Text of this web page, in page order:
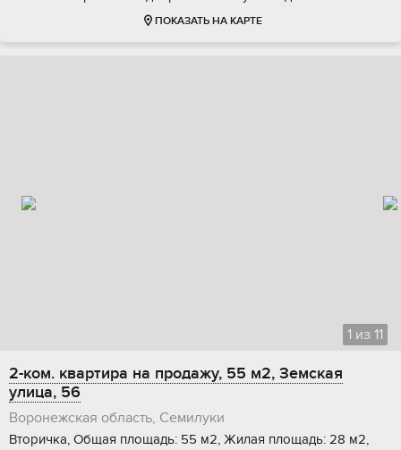
ПОКАЗАТЬ НА КАРТЕ
1 из 11
2-ком. квартира на продажу, 55 м2, Земская
улица, 56
Воронежская область, Семилуки
Вторичка, Общая площадь: 55 м2, Жилая площадь: 28 м2,